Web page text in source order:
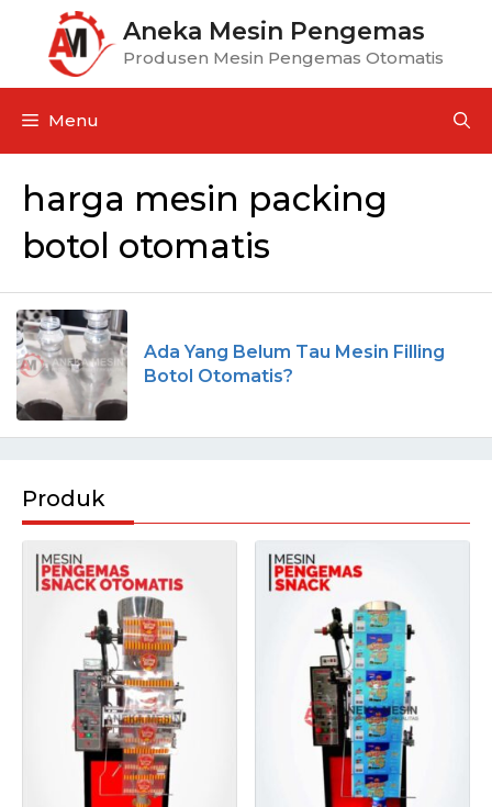
Aneka Mesin Pengemas
Produsen Mesin Pengemas Otomatis
Menu
harga mesin packing
botol otomatis
Ada Yang Belum Tau Mesin Filling
Botol Otomatis?
Produk